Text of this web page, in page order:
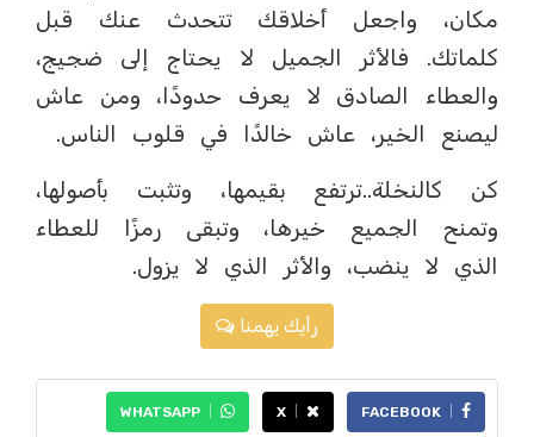
مكان، واجعل أخلاقك تتحدث عنك قبل
كلماتك. فالأثر الجميل لا يحتاج إلى ضجيج،
والعطاء الصادق لا يعرف حدودًا، ومن عاش
ليصنع الخير، عاش خالدًا في قلوب الناس.
كن كالنخلة.. ترتفع بقيمها، وتثبت بأصولها،
وتمنح الجميع خيرها، وتبقى رمزًا للعطاء
الذي لا ينضب، والأثر الذي لا يزول.
رأيك يهمنا
FACEBOOK
X
WHATSAPP